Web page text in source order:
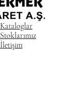
Kataloglar
Stoklarımız
İletişim